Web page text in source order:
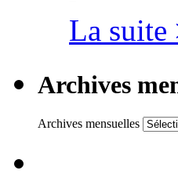
La suite
Archives
Archives mensuelles